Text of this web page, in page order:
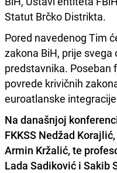
Statut Brčko Distrikta.
Pored navedenog Tim
zakona BiH, prije
predstavnika. Poseban
povrede krivičnih
euroatlanske
Na današnjoj
FKKSS Nedžad
Armin Kržalić, te
Lada Sadiković i Sakib